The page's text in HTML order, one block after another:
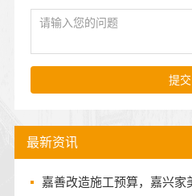
最新资讯
嘉善改造施工预算，嘉兴家
提交